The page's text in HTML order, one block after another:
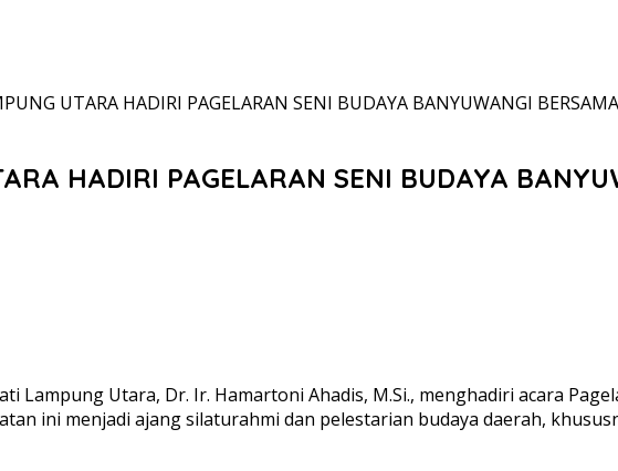
UTARA HADIRI PAGELARAN SENI BUDAYA BANYUWANGI
HADIRI PAGELARAN SENI BUDAYA
Lampung Utara, Dr. Ir. Hamartoni Ahadis, M.Si., menghadiri acara
ini menjadi ajang silaturahmi dan pelestarian budaya daerah,